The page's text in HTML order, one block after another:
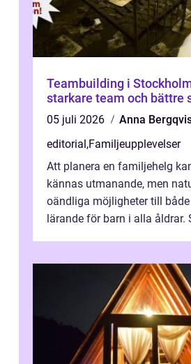
Teambuilding i
starkare team och bättre
05 juli 2026
Anna
editorial,Familjeupplevelser
Att planera en familjehelg
kännas utmanande, men
oändliga möjligheter till
lärande för barn i alla åldrar.